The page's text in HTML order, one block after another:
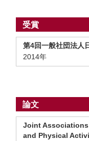
受賞
第4回一般社団法人
2014年
論文
Joint
and Physical